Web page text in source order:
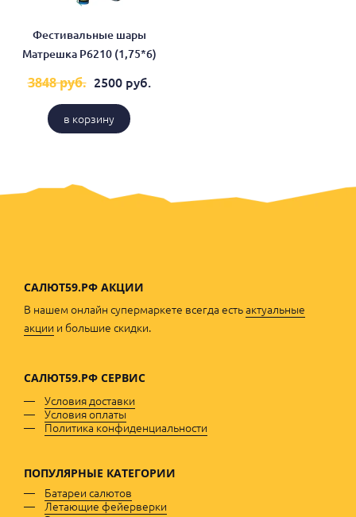
Фестивальные шары
Матрешка Р6210 (1,75*6)
3848 руб. 2500 руб.
в корзину
САЛЮТ59.РФ АКЦИИ
В нашем онлайн супермаркете всегда естьактуальные
акции и большие скидки.
САЛЮТ59.РФ СЕРВИС
Условия доставки
Условия оплаты
Политика конфиденциальности
ПОПУЛЯРНЫЕ КАТЕГОРИИ
Батареи салютов
Летающие фейерверки